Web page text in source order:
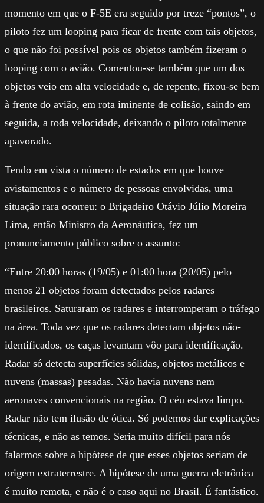
momento em que o F-5E era seguido por treze “pontos”, o
piloto fez um looping para ficar de frente com tais objetos,
o que não foi possível pois os objetos também fizeram o
looping com o avião. Comentou-se também que um dos
objetos veio em alta velocidade e, de repente, fixou-se bem
à frente do avião, em rota iminente de colisão, saindo em
seguida, a toda velocidade, deixando o piloto totalmente
apavorado.
Tendo em vista o número de estados em que houve
avistamentos e o número de pessoas envolvidas, uma
situação rara ocorreu: o Brigadeiro Otávio Júlio Moreira
Lima, então Ministro da Aeronáutica, fez um
pronunciamento público sobre o assunto:
“Entre 20:00 horas (19/05) e 01:00 hora (20/05) pelo
menos 21 objetos foram detectados pelos radares
brasileiros. Saturaram os radares e interromperam o tráfego
na área. Toda vez que os radares detectam objetos não-
identificados, os caças levantam vôo para identificação.
Radar só detecta superfícies sólidas, objetos metálicos e
nuvens (massas) pesadas. Não havia nuvens nem
aeronaves convencionais na região. O céu estava limpo.
Radar não tem ilusão de ótica. Só podemos dar explicações
técnicas, e não as temos. Seria muito difícil para nós
falarmos sobre a hipótese de que esses objetos seriam de
origem extraterrestre. A hipótese de uma guerra eletrônica
é muito remota, e não é o caso aqui no Brasil. É fantástico.